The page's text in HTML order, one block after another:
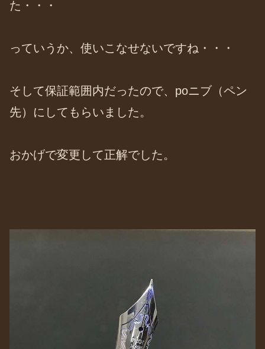
た・・・
っていうか、使いこなせないですね・・・
そして保証範囲内だったので、poニブ（ペン
先）にしてもらいました。
おかげで変更して正解でした。